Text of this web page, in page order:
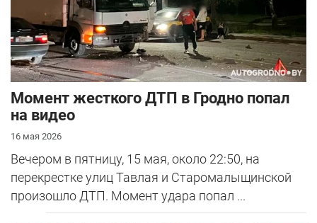
Момент жесткого ДТП в Гродно попал
на видео
16 мая 2026
Вечером в пятницу, 15 мая, около 22:50, на
перекрестке улиц Тавлая и Старомалыщинской
произошло ДТП. Момент удара попал ...